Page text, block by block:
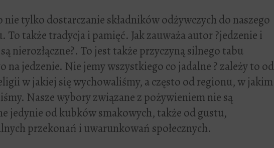
nie tylko dostarczanie składników odżywczych do naszego
To także tradycja i pamięć. Jak zauważa autor ?jedzenie i
nierozłączne?. To jest także przyczyną silnego tabu
na jedzenie. Nie jemy wszystkiego co jadalne ? zależy to od
w jakiej się wychowaliśmy, a często od regionu, w jakim
Nasze wybory związane z pożywieniem nie są
jedynie od kubków smakowych, także od gustu,
przekonań i uwarunkowań społecznych.